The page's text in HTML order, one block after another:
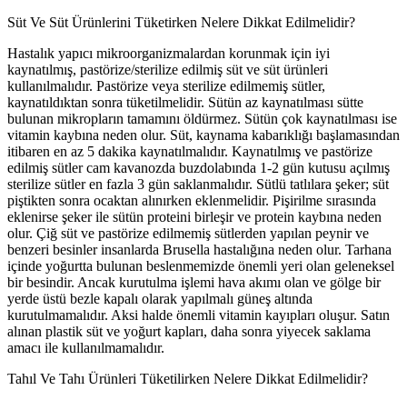
Süt Ve Süt Ürünlerini Tüketirken Nelere Dikkat Edilmelidir?
Hastalık yapıcı mikroorganizmalardan korunmak için iyi
kaynatılmış, pastörize/sterilize edilmiş süt ve süt ürünleri
kullanılmalıdır. Pastörize veya sterilize edilmemiş sütler,
kaynatıldıktan sonra tüketilmelidir. Sütün az kaynatılması sütte
bulunan mikropların tamamını öldürmez. Sütün çok kaynatılması ise
vitamin kaybına neden olur. Süt, kaynama kabarıklığı başlamasından
itibaren en az 5 dakika kaynatılmalıdır. Kaynatılmış ve pastörize
edilmiş sütler cam kavanozda buzdolabında 1-2 gün kutusu açılmış
sterilize sütler en fazla 3 gün saklanmalıdır. Sütlü tatlılara şeker; süt
piştikten sonra ocaktan alınırken eklenmelidir. Pişirilme sırasında
eklenirse şeker ile sütün proteini birleşir ve protein kaybına neden
olur. Çiğ süt ve pastörize edilmemiş sütlerden yapılan peynir ve
benzeri besinler insanlarda Brusella hastalığına neden olur. Tarhana
içinde yoğurtta bulunan beslenmemizde önemli yeri olan geleneksel
bir besindir. Ancak kurutulma işlemi hava akımı olan ve gölge bir
yerde üstü bezle kapalı olarak yapılmalı güneş altında
kurutulmamalıdır. Aksi halde önemli vitamin kayıpları oluşur. Satın
alınan plastik süt ve yoğurt kapları, daha sonra yiyecek saklama
amacı ile kullanılmamalıdır.
Tahıl Ve Tahı Ürünleri Tüketilirken Nelere Dikkat Edilmelidir?